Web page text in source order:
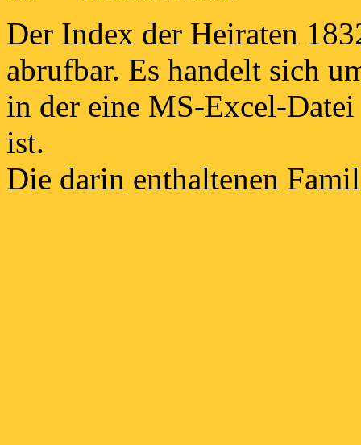
Der Index der Heiraten
abrufbar. Es handelt sich
in der eine MS-Excel-
ist.
Die darin enthaltenen